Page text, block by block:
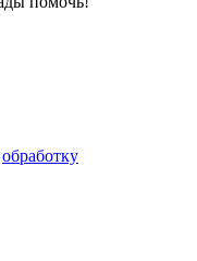
обработку